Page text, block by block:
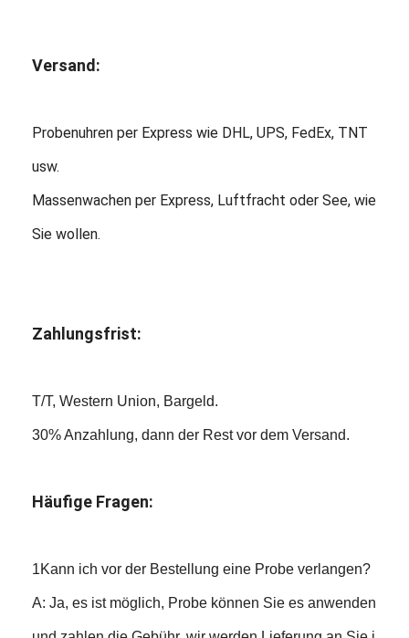
Versand:
Probenuhren per Express wie DHL, UPS, FedEx, TNT
usw.
Massenwachen per Express, Luftfracht oder See, wie
Sie wollen.
Zahlungsfrist:
T/T, Western Union, Bargeld.
30% Anzahlung, dann der Rest vor dem Versand.
Häufige Fragen:
1Kann ich vor der Bestellung eine Probe verlangen?
A: Ja, es ist möglich, Probe können Sie es anwenden